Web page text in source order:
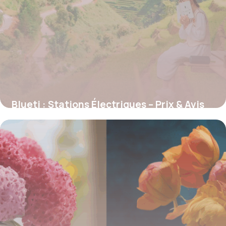
Blueti : Stations Électriques – Prix & Avis
2026
6 novembre 2025